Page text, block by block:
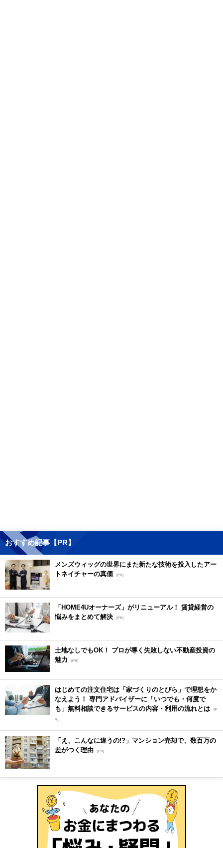
おすすめ記事【PR】
メンズウィッグの世界にまた新たな技術を投入したアー
トネイチャーの真価 [PR]
「HOME4Uオーナーズ」がリニューアル！ 賃貸経営の
悩みをまとめて解決 [PR]
土地なしでもOK！ プロが導く失敗しない不動産投資の
魅力
[PR]
はじめての注文住宅は「家づくりのとびら」で理想をか
なえよう！ 専門アドバイザーに「いつでも・何度で
も」無料相談できるサービスの内容・利用の流れとは [P
R]
「え、こんなに違うの!?」マンション売却で、数百万の
差がつく理由 [PR]